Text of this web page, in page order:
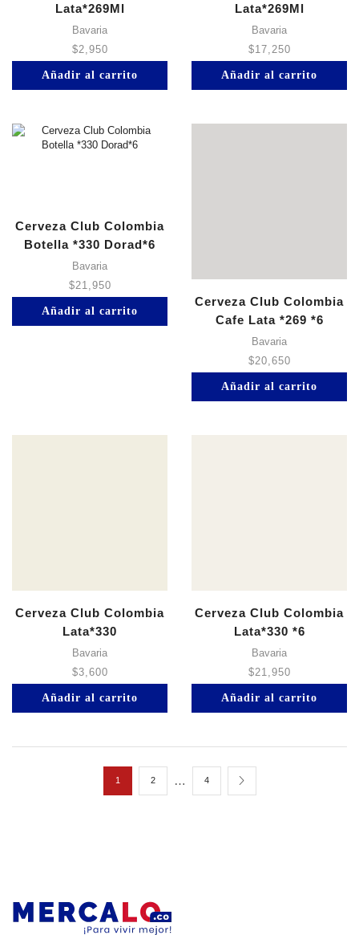
Lata*269Ml
Bavaria
$2,950
Añadir al carrito
Lata*269Ml
Bavaria
$17,250
Añadir al carrito
Cerveza Club Colombia
Botella *330 Dorad*6
Bavaria
$21,950
Añadir al carrito
Cerveza Club Colombia
Cafe Lata *269 *6
Bavaria
$20,650
Añadir al carrito
Cerveza Club Colombia
Lata*330
Bavaria
$3,600
Añadir al carrito
Cerveza Club Colombia
Lata*330 *6
Bavaria
$21,950
Añadir al carrito
1 2 … 4